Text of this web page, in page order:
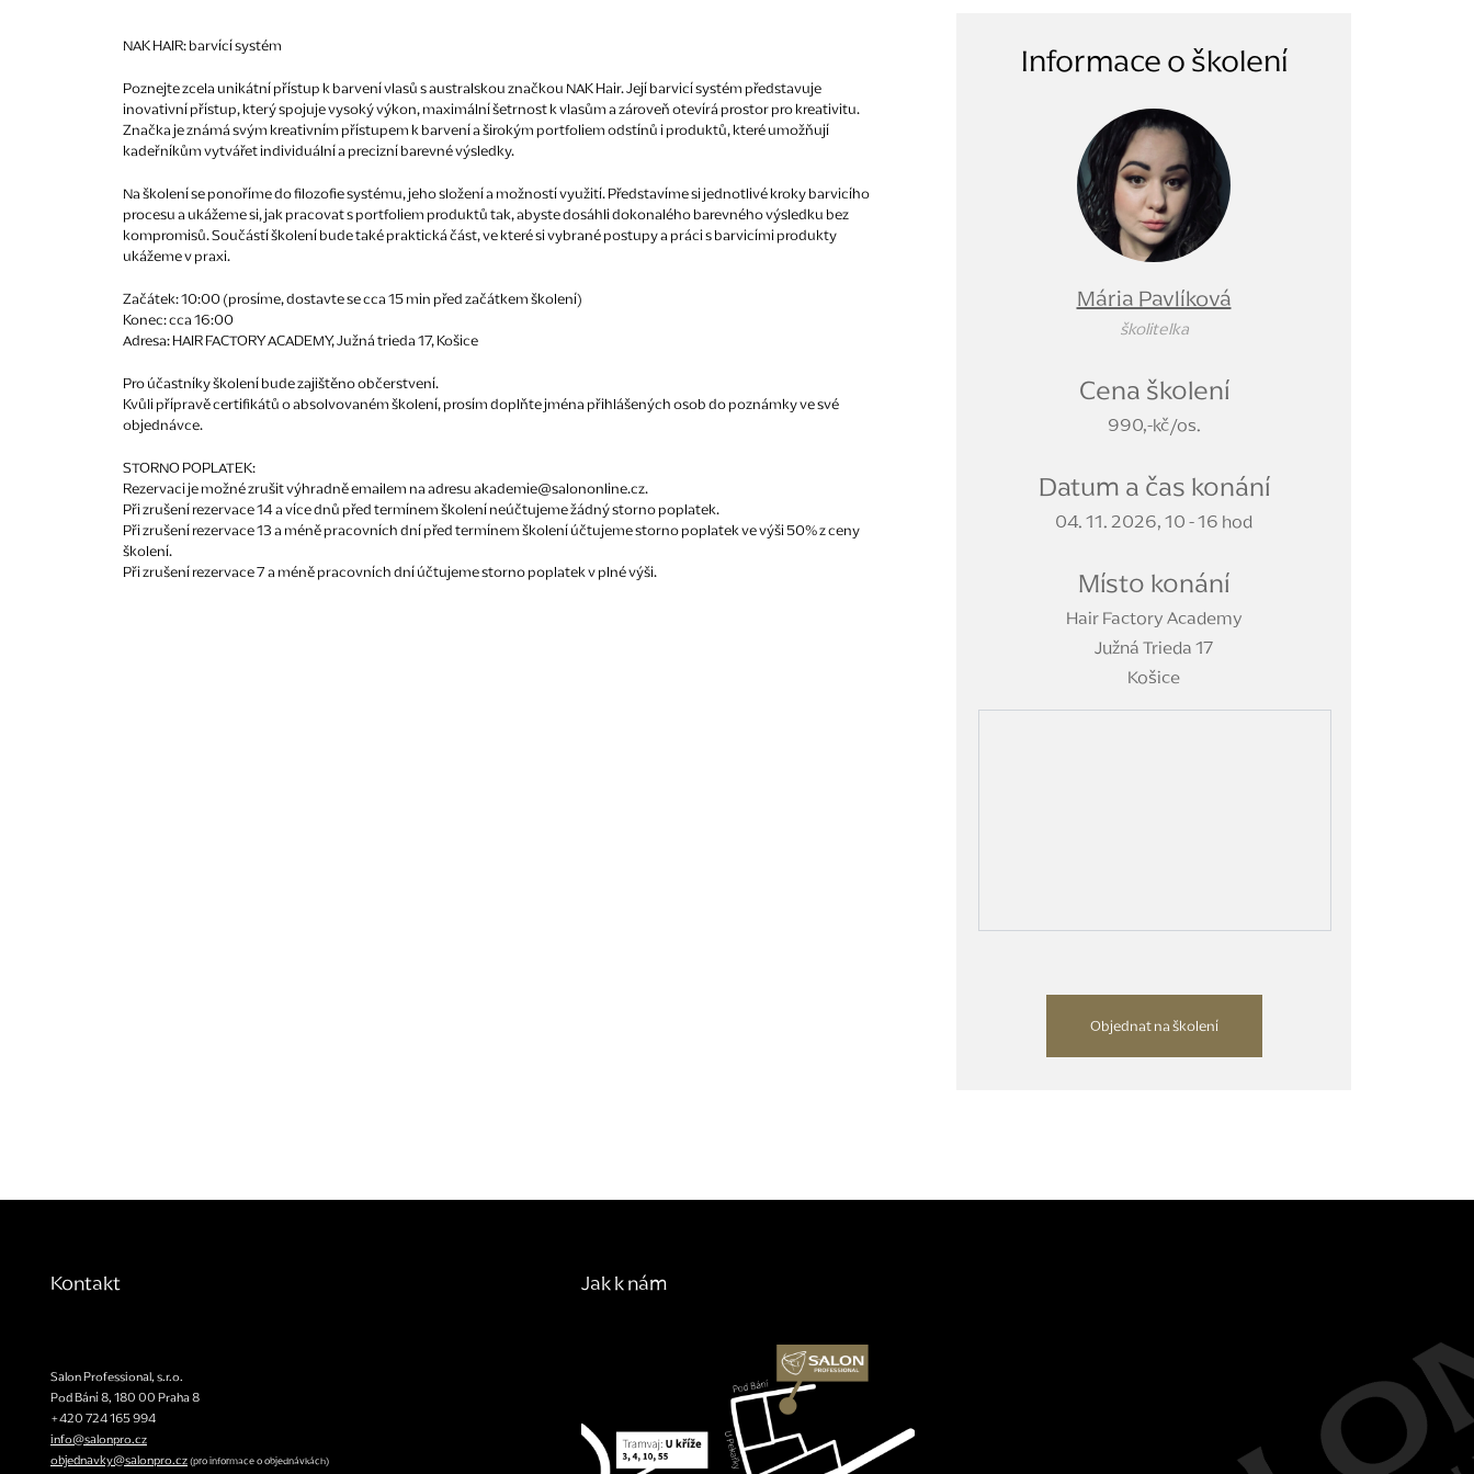
NAK HAIR: barvící systém
Poznejte zcela unikátní přístup k barvení vlasů s australskou značkou NAK Hair. Její barvicí systém představuje
inovativní přístup, který spojuje vysoký výkon, maximální šetrnost k vlasům a zároveň otevírá prostor pro kreativitu.
Značka je známá svým kreativním přístupem k barvení a širokým portfoliem odstínů i produktů, které umožňují
kadeřníkům vytvářet individuální a precizní barevné výsledky.
Na školení se ponoříme do filozofie systému, jeho složení a možností využití. Představíme si jednotlivé kroky barvicího
procesu a ukážeme si, jak pracovat s portfoliem produktů tak, abyste dosáhli dokonalého barevného výsledku bez
kompromisů. Součástí školení bude také praktická část, ve které si vybrané postupy a práci s barvicími produkty
ukážeme v praxi.
Začátek: 10:00 (prosíme, dostavte se cca 15 min před začátkem školení)
Konec: cca 16:00
Adresa: HAIR FACTORY ACADEMY, Južná trieda 17, Košice
Pro účastníky školení bude zajištěno občerstvení.
Kvůli přípravě certifikátů o absolvovaném školení, prosím doplňte jména přihlášených osob do poznámky ve své
objednávce.
STORNO POPLATEK:
Rezervaci je možné zrušit výhradně emailem na adresu akademie@salononline.cz.
Při zrušení rezervace 14 a více dnů před termínem školení neúčtujeme žádný storno poplatek.
Při zrušení rezervace 13 a méně pracovních dní před termínem školení účtujeme storno poplatek ve výši 50% z ceny
školení.
Při zrušení rezervace 7 a méně pracovních dní účtujeme storno poplatek v plné výši.
Informace o školení
Mária Pavlíková
školitelka
Cena školení
990,-kč/os.
Datum a čas konání
04. 11. 2026, 10 - 16 hod
Místo konání
Hair Factory Academy
Južná Trieda 17
Košice
Objednat na školení
Kontakt
Salon Professional, s.r.o.
Pod Bání 8,180 00Praha 8
+420 724 165 994
info@salonpro.cz
objednavky@salonpro.cz(pro informace o objednávkách)
Jak k nám